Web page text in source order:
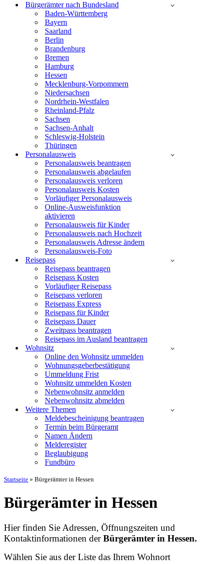
Bürgerämter nach Bundesland
Baden-Württemberg
Bayern
Saarland
Berlin
Brandenburg
Bremen
Hamburg
Hessen
Mecklenburg-Vorpommern
Niedersachsen
Nordrhein-Westfalen
Rheinland-Pfalz
Sachsen
Sachsen-Anhalt
Schleswig-Holstein
Thüringen
Personalausweis
Personalausweis beantragen
Personalausweis abgelaufen
Personalausweis verloren
Personalausweis Kosten
Vorläufiger Personalausweis
Online-Ausweisfunktion
aktivieren
Personalausweis für Kinder
Personalausweis nach Hochzeit
Personalausweis Adresse ändern
Personalausweis-Foto
Reisepass
Reisepass beantragen
Reisepass Kosten
Vorläufiger Reisepass
Reisepass verloren
Reisepass Express
Reisepass für Kinder
Reisepass Dauer
Zweitpass beantragen
Reisepass im Ausland beantragen
Wohnsitz
Online den Wohnsitz ummelden
Wohnungsgeberbestätigung
Ummeldung Frist
Wohnsitz ummelden Kosten
Nebenwohnsitz anmelden
Nebenwohnsitz abmelden
Weitere Themen
Meldebescheinigung beantragen
Termin beim Bürgeramt
Namen Ändern
Melderegister
Beglaubigung
Fundbüro
Startseite » Bürgerämter in Hessen
Bürgerämter in Hessen
Hier finden Sie Adressen, Öffnungszeiten und
Kontaktinformationen derBürgerämter in Hessen.
Wählen Sie aus der Liste das Ihrem Wohnort